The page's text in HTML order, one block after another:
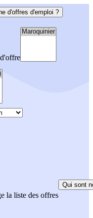
d'offres d'emploi ?
la liste des offres
Qui sont